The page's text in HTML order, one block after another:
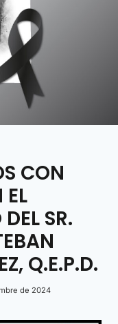
CON
SR.
Q.E.P.D.
de 2024